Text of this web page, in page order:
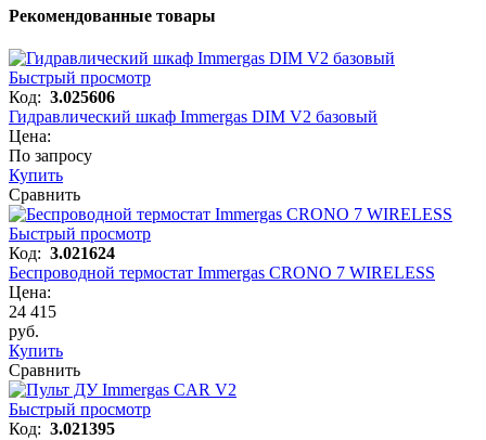
Рекомендованные товары
Быстрый просмотр
Код: 3.025606
Гидравлический шкаф Immergas DIM V2 базовый
Цена:
По запросу
Купить
Сравнить
Быстрый просмотр
Код: 3.021624
Беспроводной термостат Immergas CRONO 7 WIRELESS
Цена:
24 415
руб.
Купить
Сравнить
Быстрый просмотр
Код: 3.021395